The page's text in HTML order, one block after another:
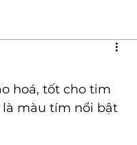
hoá, tốt cho tim
là màu tím nổi bật